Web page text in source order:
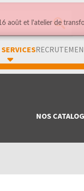
NOS
août et l'atelier de